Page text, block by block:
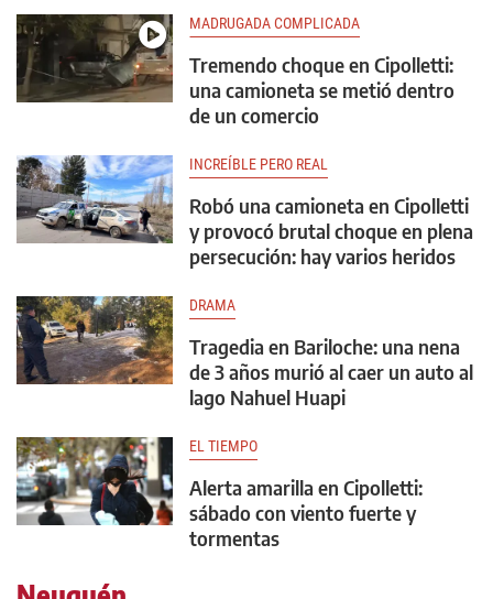
MADRUGADA COMPLICADA
Tremendo choque en Cipolletti:
una camioneta se metió dentro
de un comercio
INCREÍBLE PERO REAL
Robó una camioneta en Cipolletti
y provocó brutal choque en plena
persecución: hay varios heridos
DRAMA
Tragedia en Bariloche: una nena
de 3 años murió al caer un auto al
lago Nahuel Huapi
EL TIEMPO
Alerta amarilla en Cipolletti:
sábado con viento fuerte y
tormentas